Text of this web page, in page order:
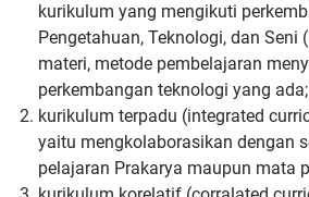
kurikulum yang mengikuti
Pengetahuan, Teknologi, dan Seni
materi, metode pembelajaran
perkembangan teknologi yang ada;
kurikulum terpadu (integrated
yaitu mengkolaborasikan dengan
pelajaran Prakarya maupun mata